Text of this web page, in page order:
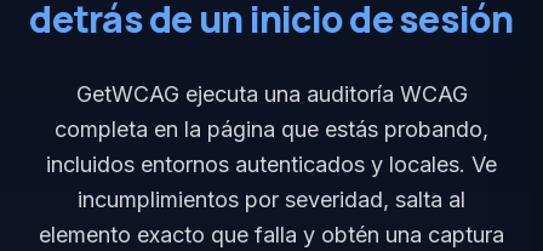
detrás de un inicio de sesión
GetWCAG ejecuta una auditoría WCAG
completa en la página que estás probando,
incluidos entornos autenticados y locales. Ve
incumplimientos por severidad, salta al
elemento exacto que falla y obtén una captura